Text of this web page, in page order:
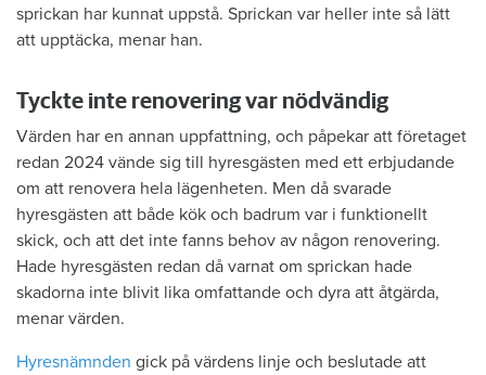
sprickan har kunnat uppstå. Sprickan var heller inte så lätt
att upptäcka, menar han.
Tyckte inte renovering var nödvändig
Värden har en annan uppfattning, och påpekar att företaget
redan 2024 vände sig till hyresgästen med ett erbjudande
om att renovera hela lägenheten. Men då svarade
hyresgästen att både kök och badrum var i funktionellt
skick, och att det inte fanns behov av någon renovering.
Hade hyresgästen redan då varnat om sprickan hade
skadorna inte blivit lika omfattande och dyra att åtgärda,
menar värden.
Hyresnämnden gick på värdens linje och beslutade att